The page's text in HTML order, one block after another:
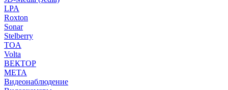
LPA
Roxton
Sonar
Stelberry
TOA
Volta
ВЕКТОР
МЕТА
Видеонаблюдение